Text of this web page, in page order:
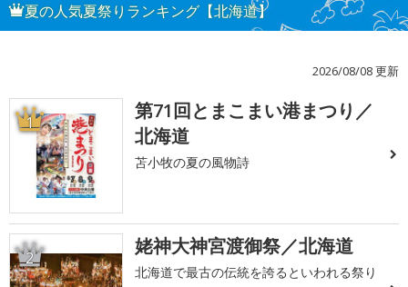
夏の人気夏祭りランキング【北海道】
2026/08/08 更新
1
第71回とまこまい港まつり／
北海道
苫小牧の夏の風物詩
2 姥神大神宮渡御祭／北海道
北海道で最古の伝統を誇るといわれる祭り